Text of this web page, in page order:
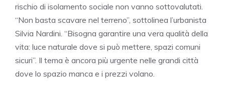
rischio di isolamento sociale non vanno sottovalutati.
“Non basta scavare nel terreno”, sottolinea l’urbanista
Silvia Nardini. “Bisogna garantire una vera qualità della
vita: luce naturale dove si può mettere, spazi comuni
sicuri”. Il tema è ancora più urgente nelle grandi città
dove lo spazio manca e i prezzi volano.